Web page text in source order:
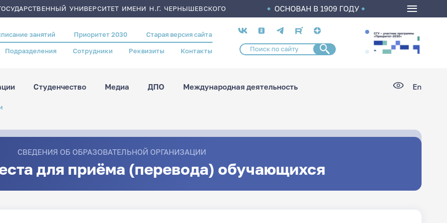
УНИВЕРСИТЕТ ИМЕНИ Н.Г. ЧЕРНЫШЕВСКОГО ОСНОВАН В 1909 ГОДУ
занятий Приоритет 2030 Старая версия сайта
Подразделения Сотрудники Реквизиты Контакты
Социальные
сети
Студенчество Медиа ДПО Международная деятельность En
СВЕДЕНИЯ ОБ ОБРАЗОВАТЕЛЬНОЙ ОРГАНИЗАЦИИ
для приёма (перевода) обучающихся